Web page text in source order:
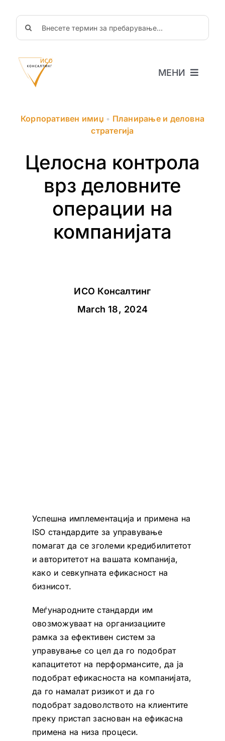
content
Search
for:
МЕНИ
Новости
ЧППрашања
Соработка
Корпоративен имиџ • Планирање и деловна
стратегија
Целосна контрола
врз деловните
операции на
компанијата
ИСО Консалтинг
March 18, 2024
Успешна имплементација и примена на
ISO стандардите за управување
помагат да се зголеми кредибилитетот
и авторитетот на вашата компанија,
како и севкупната ефикасност на
бизнисот.
Меѓународните стандарди им
овозможуваат на организациите
рамка за ефективен систем за
управување со цел да го подобрат
капацитетот на перформансите, да ја
подобрат ефикасноста на компанијата,
да го намалат ризикот и да го
подобрат задоволството на клиентите
преку пристап заснован на ефикасна
примена на низа процеси.